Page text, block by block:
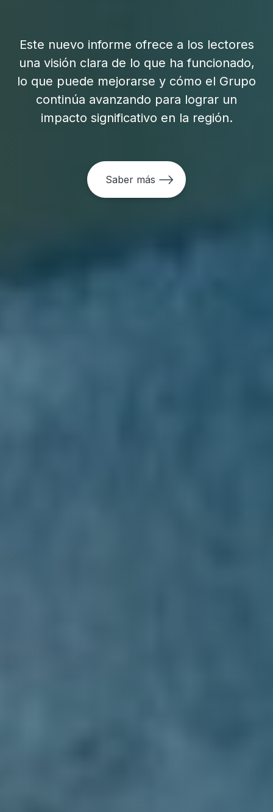
Este nuevo informe ofrece a los lectores
una visión clara de lo que ha funcionado,
lo que puede mejorarse y cómo el Grupo
continúa avanzando para lograr un
impacto significativo en la región.
Saber más